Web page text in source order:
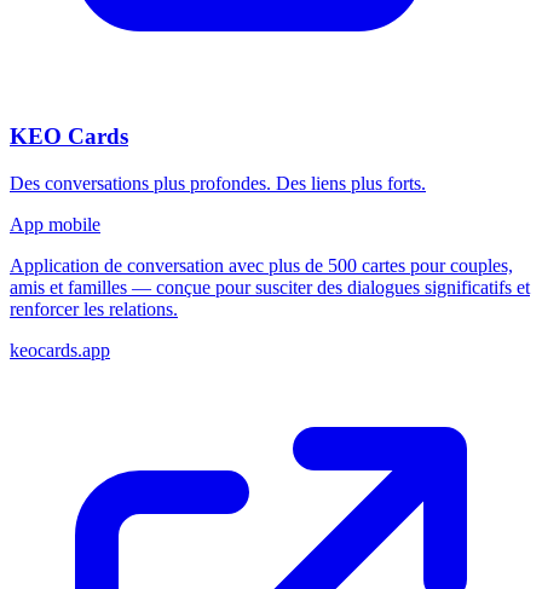
KEO Cards
Des conversations plus profondes. Des liens plus forts.
App mobile
Application de conversation avec plus de 500 cartes pour couples,
amis et familles — conçue pour susciter des dialogues significatifs et
renforcer les relations.
keocards.app